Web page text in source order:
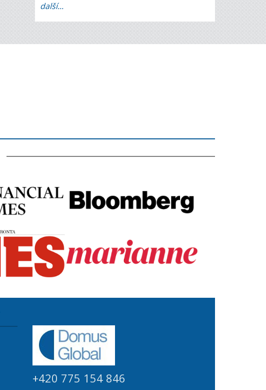
další...
+420 775 154 846